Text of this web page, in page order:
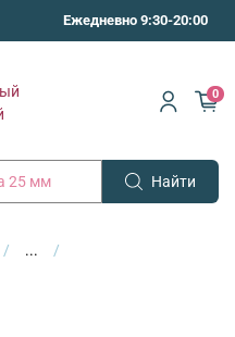
Ежедневно 9:30-20:00
Найти
0
...